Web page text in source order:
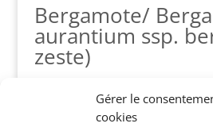
Gérer le
cookies
Bergamote/
aurantium ssp.
zeste)
de
prix :